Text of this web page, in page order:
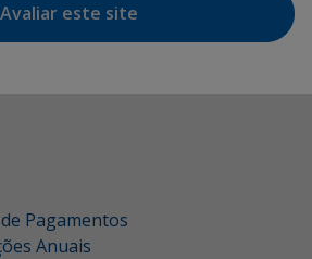
Avaliar este site
Pagamentos
Anuais